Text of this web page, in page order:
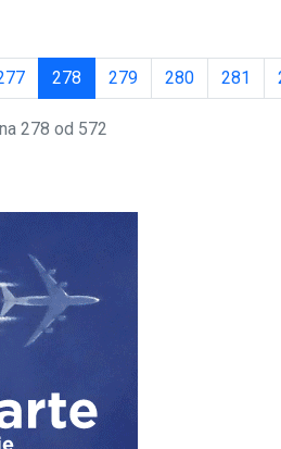
278 279 280 281
278 od 572